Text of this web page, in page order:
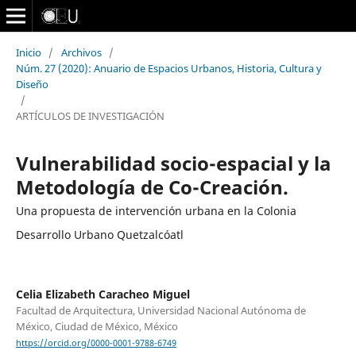
Inicio / Archivos /
Núm. 27 (2020): Anuario de Espacios Urbanos, Historia, Cultura y
Diseño
/
ARTÍCULOS DE INVESTIGACIÓN
Vulnerabilidad socio-espacial y la
Metodología de Co-Creación.
Una propuesta de intervención urbana en la Colonia
Desarrollo Urbano Quetzalcóatl
Celia Elizabeth Caracheo Miguel
Facultad de Arquitectura, Universidad Nacional Autónoma de
México, Ciudad de México, México
https://orcid.org/0000-0001-9788-6749